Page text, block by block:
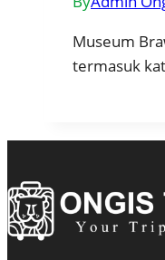
Museum
termasuk